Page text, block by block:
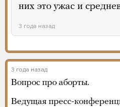
них это ужас и
3 года назад
3 года назад
Вопрос про аборты.
Ведущая пресс-